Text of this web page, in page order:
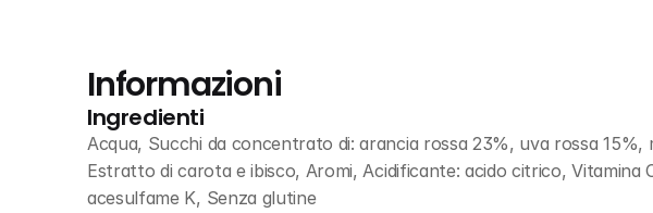
Informazioni
Ingredienti
Acqua, Succhi da concentrato di: arancia rossa 23%, uva rossa 15%,
Estratto di carota e ibisco, Aromi, Acidificante: acido citrico, Vitamina
acesulfame K, Senza glutine